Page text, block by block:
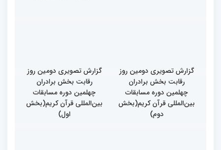
گزارش تصویری دومین روز
رقابت بخش برادران
چهلمین دوره مسابقات
بین‌المللی قرآن کریم(بخش
دوم)
گزارش تصویری دومین روز
رقابت بخش برادران
چهلمین دوره مسابقات
بین‌المللی قرآن کریم(بخش
اول)